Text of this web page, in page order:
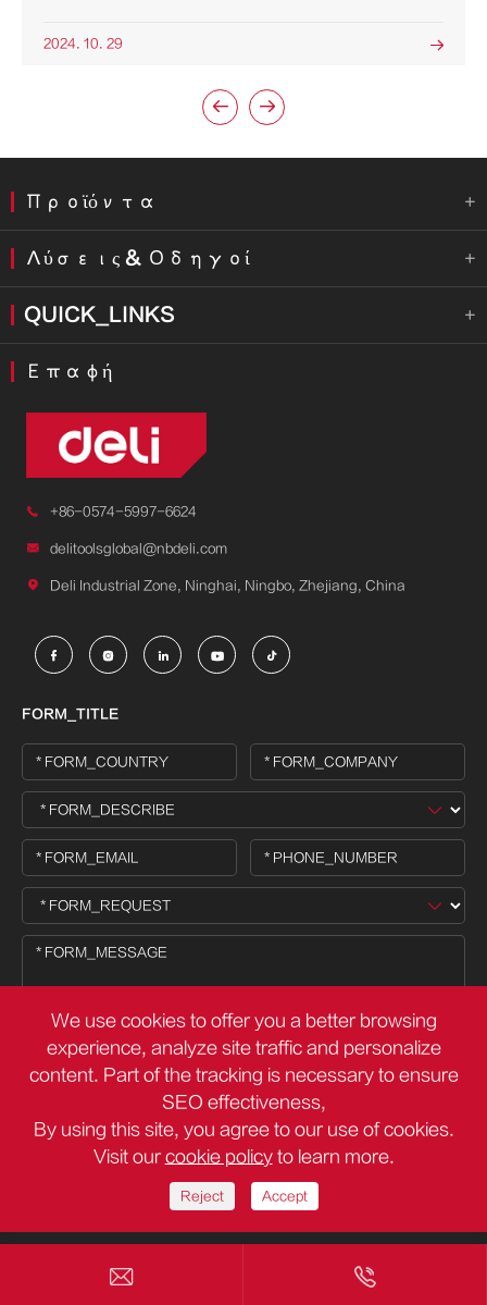
2024. 10. 29 
 
Προϊόντα 
Λύσεις & Οδηγοί 
QUICK_LINKS 
Επαφή
 +86-0574-5997-6624
 delitoolsglobal@nbdeli.com
 Deli Industrial Zone, Ninghai, Ningbo, Zhejiang, China
    
FORM_TITLE
FOOTER_COPY ©Deli Group Co.,Ltd. TY_ALL_RESERVED
Χώρος ιστοσελίδας
Πολιτική απορρήτου
 
We use cookies to offer you a better browsing
experience, analyze site traffic and personalize
content. Part of the tracking is necessary to ensure
SEO effectiveness,
By using this site, you agree to our use of cookies.
Visit our cookie policyto learn more.
Reject Accept